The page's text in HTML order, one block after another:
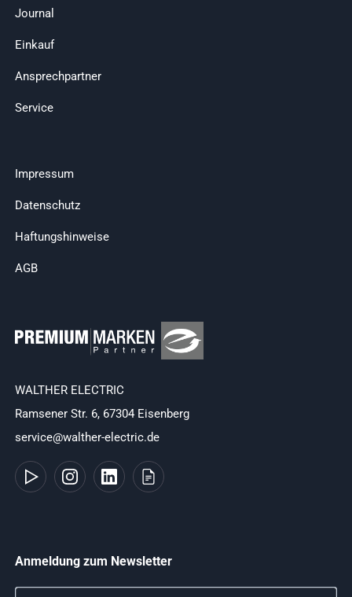
Journal
Einkauf
Ansprechpartner
Service
Impressum
Datenschutz
Haftungshinweise
AGB
WALTHER ELECTRIC
Ramsener Str. 6, 67304 Eisenberg
service@walther-electric.de
Anmeldung zum Newsletter